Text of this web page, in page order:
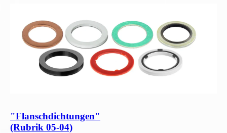
"Flanschdichtungen"
(Rubrik 05-04)